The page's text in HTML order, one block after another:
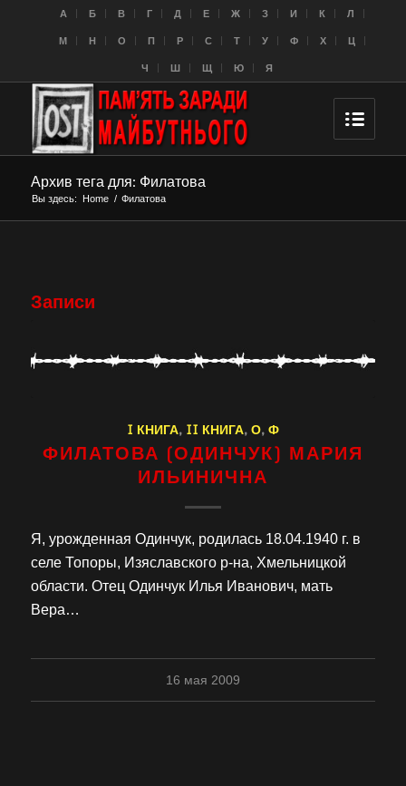
A Б В Г Д Е Ж З И К Л
M Н О П Р С Т У Ф Х Ц
Ч Ш Щ Ю Я
Архив тега для: Филатова
Вы здесь: Home / Филатова
Записи
I КНИГА, II КНИГА, О, Ф
ФИЛАТОВА (ОДИНЧУК) МАРИЯ
ИЛЬИНИЧНА
Я, урожденная Одинчук, родилась 18.04.1940 г. в
селе Топоры, Изяславского р-на, Хмельницкой
области. Отец Одинчук Илья Иванович, мать
Вера…
16 мая 2009